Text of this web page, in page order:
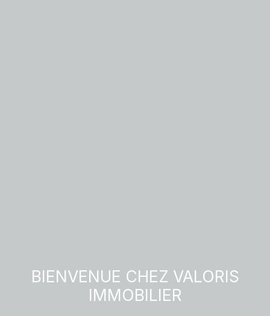
BIENVENUE CHEZVALORIS
IMMOBILIER